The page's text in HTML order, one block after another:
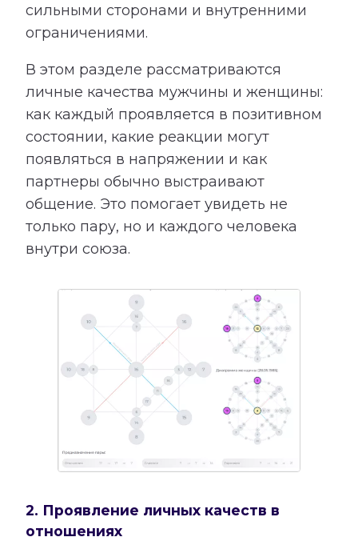
сильными сторонами и внутренними
ограничениями.
В этом разделе рассматриваются
личные качества мужчины и женщины:
как каждый проявляется в позитивном
состоянии, какие реакции могут
появляться в напряжении и как
партнеры обычно выстраивают
общение. Это помогает увидеть не
только пару, но и каждого человека
внутри союза.
2. Проявление личных качеств в
отношениях